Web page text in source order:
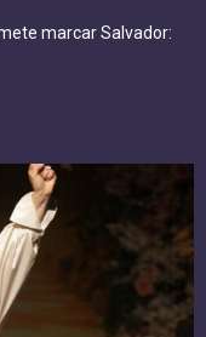
marcar Salvador: